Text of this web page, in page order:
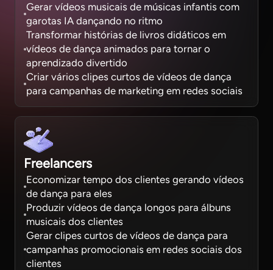
Gerar vídeos musicais de músicas infantis com
garotas IA dançando no ritmo
Transformar histórias de livros didáticos em
vídeos de dança animados para tornar o
aprendizado divertido
Criar vários clipes curtos de vídeos de dança
para campanhas de marketing em redes sociais
Freelancers
Economizar tempo dos clientes gerando vídeos
de dança para eles
Produzir vídeos de dança longos para álbuns
musicais dos clientes
Gerar clipes curtos de vídeos de dança para
campanhas promocionais em redes sociais dos
clientes